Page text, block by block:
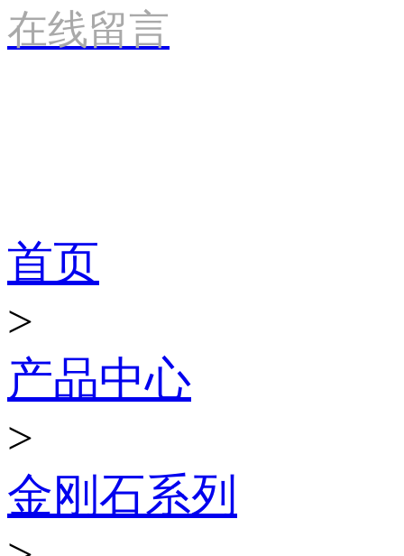
在线留言
首页
>
产品中心
>
金刚石系列